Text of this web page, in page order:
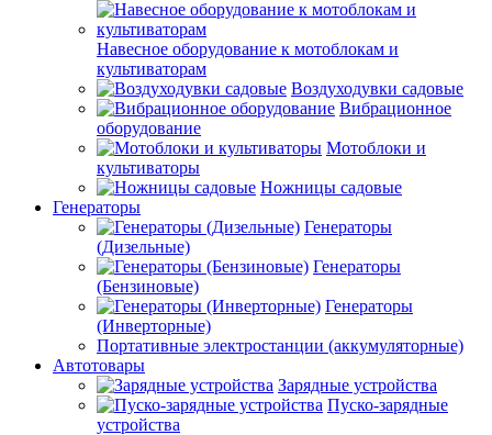
Навесное оборудование к мотоблокам и
культиваторам
Воздуходувки садовые
Вибрационное
оборудование
Мотоблоки и
культиваторы
Ножницы садовые
Генераторы
Генераторы
(Дизельные)
Генераторы
(Бензиновые)
Генераторы
(Инверторные)
Портативные электростанции (аккумуляторные)
Автотовары
Зарядные устройства
Пуско-зарядные
устройства